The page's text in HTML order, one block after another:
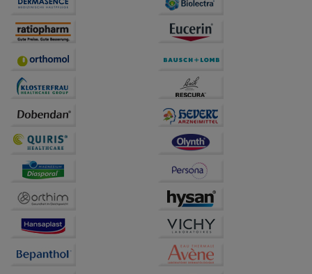
Statistik & Tracking:
Hierüber lassen sich
Informationen über die Art und Weise der Nutzung
unserer Website sammeln, mit deren Hilfe wir unsere
Website weiter für Sie optimieren können, den Inhalt
auf unserer Website aber auch die Werbung auf
Bitte beachten Sie, dass Daten hierfür teilweise an
Dritte wie z.B. Google oder soziale Medien
übertragen werden.